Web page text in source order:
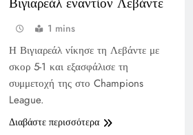
1 mins
Η Βιγιαρεάλ νίκησε τη Λεβάντε με
σκορ 5-1 και εξασφάλισε τη
συμμετοχή της στο Champions
League.
Διαβάστε περισσότερα